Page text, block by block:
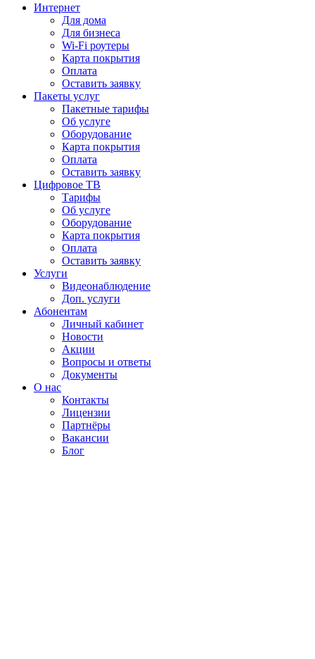
Интернет
Для дома
Для бизнеса
Wi-Fi роутеры
Карта покрытия
Оплата
Оставить заявку
Пакеты услуг
Пакетные тарифы
Об услуге
Оборудование
Карта покрытия
Оплата
Оставить заявку
Цифровое ТВ
Тарифы
Об услуге
Оборудование
Карта покрытия
Оплата
Оставить заявку
Услуги
Видеонаблюдение
Доп. услуги
Абонентам
Личный кабинет
Новости
Акции
Вопросы и ответы
Документы
О нас
Контакты
Лицензии
Партнёры
Вакансии
Блог